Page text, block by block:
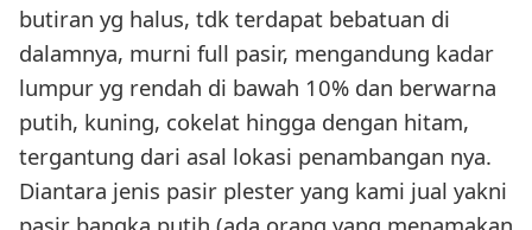
butiran yg halus, tdk terdapat bebatuan di
dalamnya, murni full pasir, mengandung kadar
lumpur yg rendah di bawah 10% dan berwarna
putih, kuning, cokelat hingga dengan hitam,
tergantung dari asal lokasi penambangan nya.
Diantara jenis pasir plester yang kami jual yakni